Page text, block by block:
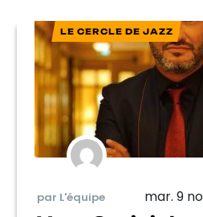
LE CERCLE DE JAZZ
par L'équipe mar. 9